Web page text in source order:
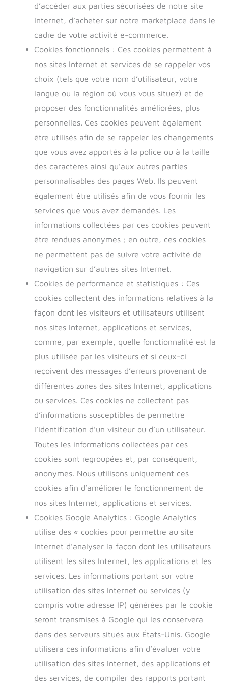
d’accéder aux parties sécurisées de notre site
Internet, d’acheter sur notre marketplace dans le
cadre de votre activité e-commerce.
Cookies fonctionnels : Ces cookies permettent à
nos sites Internet et services de se rappeler vos
choix (tels que votre nom d’utilisateur, votre
langue ou la région où vous vous situez) et de
proposer des fonctionnalités améliorées, plus
personnelles. Ces cookies peuvent également
être utilisés afin de se rappeler les changements
que vous avez apportés à la police ou à la taille
des caractères ainsi qu’aux autres parties
personnalisables des pages Web. Ils peuvent
également être utilisés afin de vous fournir les
services que vous avez demandés. Les
informations collectées par ces cookies peuvent
être rendues anonymes ; en outre, ces cookies
ne permettent pas de suivre votre activité de
navigation sur d’autres sites Internet.
Cookies de performance et statistiques : Ces
cookies collectent des informations relatives à la
façon dont les visiteurs et utilisateurs utilisent
nos sites Internet, applications et services,
comme, par exemple, quelle fonctionnalité est la
plus utilisée par les visiteurs et si ceux-ci
reçoivent des messages d’erreurs provenant de
différentes zones des sites Internet, applications
ou services. Ces cookies ne collectent pas
d’informations susceptibles de permettre
l’identification d’un visiteur ou d’un utilisateur.
Toutes les informations collectées par ces
cookies sont regroupées et, par conséquent,
anonymes. Nous utilisons uniquement ces
cookies afin d’améliorer le fonctionnement de
nos sites Internet, applications et services.
Cookies Google Analytics : Google Analytics
utilise des « cookies pour permettre au site
Internet d’analyser la façon dont les utilisateurs
utilisent les sites Internet, les applications et les
services. Les informations portant sur votre
utilisation des sites Internet ou services (y
compris votre adresse IP) générées par le cookie
seront transmises à Google qui les conservera
dans des serveurs situés aux États-Unis. Google
utilisera ces informations afin d’évaluer votre
utilisation des sites Internet, des applications et
des services, de compiler des rapports portant